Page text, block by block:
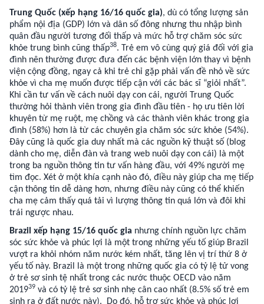
Trung Quốc (xếp hạng 16/16 quốc gia), dù có tổng lượng sản
phẩm nội địa (GDP) lớn và dân số đông nhưng thu nhập bình
quân đầu người tương đối thấp và mức hỗ trợ chăm sóc sức
khỏe trung bình cũng thấp38. Trẻ em vô cùng quý giá đối với gia
đình nên thường được đưa đến các bệnh viện lớn thay vì bệnh
viện cộng đồng, ngay cả khi trẻ chỉ gặp phải vấn đề nhỏ về sức
khỏe vì cha mẹ muốn được tiếp cận với các bác sĩ “giỏi nhất”.
Khi cần tư vấn về cách nuôi dạy con cái, người Trung Quốc
thường hỏi thành viên trong gia đình đầu tiên - họ ưu tiên lời
khuyên từ mẹ ruột, mẹ chồng và các thành viên khác trong gia
đình (58%) hơn là từ các chuyên gia chăm sóc sức khỏe (54%).
Đây cũng là quốc gia duy nhất mà các nguồn kỹ thuật số (blog
dành cho mẹ, diễn đàn và trang web nuôi dạy con cái) là một
trong ba nguồn thông tin tư vấn hàng đầu, với 49% người mẹ
tìm đọc. Xét ở một khía cạnh nào đó, điều này giúp cha mẹ tiếp
cận thông tin dễ dàng hơn, nhưng điều này cũng có thể khiến
cha mẹ cảm thấy quá tải vì lượng thông tin quá lớn và đôi khi
trái ngược nhau.
Brazil xếp hạng 15/16 quốc gia nhưng chính nguồn lực chăm
sóc sức khỏe và phúc lợi là một trong những yếu tố giúp Brazil
vượt ra khỏi nhóm năm nước kém nhất, tăng lên vị trí thứ 8 ở
yếu tố này. Brazil là một trong những quốc gia có tỷ lệ tử vong
ở trẻ sơ sinh tệ nhất trong các nước thuộc OECD vào năm
201939 và có tỷ lệ trẻ sơ sinh nhẹ cân cao nhất (8.5% số trẻ em
sinh ra ở đất nước này). Do đó, hỗ trợ sức khỏe và phúc lợi